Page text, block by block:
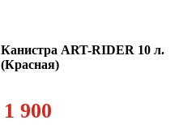
Канистра ART-RIDER 10 л.
(Красная)
1 900